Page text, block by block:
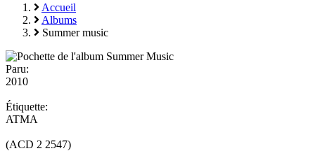
Accueil
Albums
Summer music
Paru:
2010
Étiquette:
ATMA
(ACD 2 2547)